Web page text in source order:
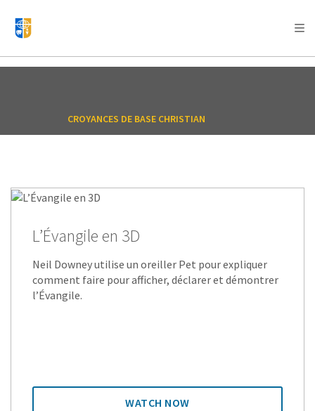
AFRICA
AMERICA / CARIBBEAN
OCEANIA
CROYANCES DE BASE CHRISTIAN
L’Évangile en 3D
Neil Downey utilise un oreiller Pet pour expliquer
comment faire pour afficher, déclarer et démontrer
l’Évangile.
WATCH NOW